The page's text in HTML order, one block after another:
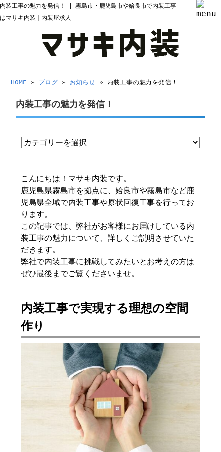
内装工事の魅力を発信！ | 霧島市・鹿児島市や姶良市で内装工事
はマサキ内装｜内装屋求人
HOME » ブログ » お知らせ » 内装工事の魅力を発信！
内装工事の魅力を発信！
こんにちは！マサキ内装です。
鹿児島県霧島市を拠点に、姶良市や霧島市など鹿
児島県全域で内装工事や原状回復工事を行ってお
ります。
この記事では、弊社がお客様にお届けしている内
装工事の魅力について、詳しくご説明させていた
だきます。
弊社で内装工事に挑戦してみたいとお考えの方は
ぜひ最後までご覧くださいませ。
内装工事で実現する理想の空間
作り